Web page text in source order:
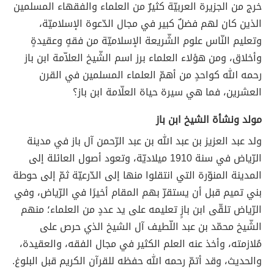
خرج من الجزيرة العربيّة كثيرٌ من العلماء والفقهاء المسلمين
الذين كان لهم فضلٌ كبير في مجال الدّعوة الإسلاميّة،
وتعليم النّاس علوم الشّريعة الإسلاميّة من فقهٍ وعقيدةٍ
وأخلاق، ومن هؤلاء العلماء برز اسم الشّيخ العلاّمة ابن باز
رحمه الله كواحدٍ من أهمّ العلماء المسلمين في القرن
العشرين، فما هي سيرة حياة العلّامة ابن باز؟
مولد ونشأة الشيخ ابن باز
ولد عبد العزيز بن عبد الله بن عبد الرّحمن آل باز في مدينة
الرّياض في سنة 1910 ميلاديّة، وتعود أصول العائلة إلى
المدينة المنوّرة التي انتقلوا منها إلى الدّرعيّة ثمّ إلى حوطة
بني تميم قبل أن يستقرّ بهم المقام أخيرًا في الرّياض، وفي
الرّياض تلقّى ابن بازٍ تعليمه على يد عددٍ من العلماء؛ منهم
الشّيخ محمّد بن عبد اللّطيف آل الشيخ الذي حرص على
مُلازمته، وأخذ عنه العلم الكثير في مجال الفقه، والعقيدة،
والحديث، وقد أتمّ رحمه الله حفظه للقرآن الكريم قبل البلوغ.